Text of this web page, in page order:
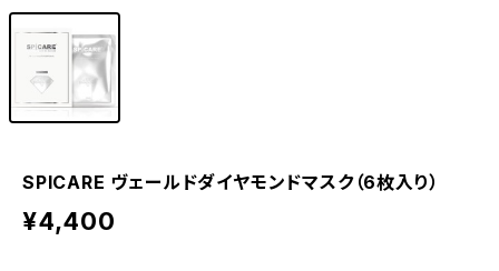
SPICARE ヴェールドダイヤモンドマスク（6枚入り）
¥4,400